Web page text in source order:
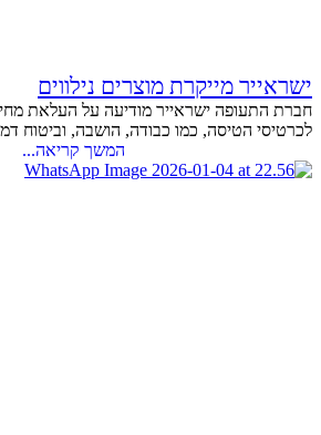
ישראייר מייקרת מוצרים נילווים
חברת התעופה ישראייר מודיעה על העלאת
לכרטיסי הטיסה, כמו כבודה, הושבה, וביטוח
המשך קריאה...